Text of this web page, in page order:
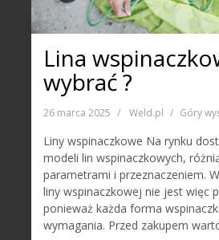
Lina
wybrać ?
26 marca 2025 Weld.pl Góry
Liny wspinaczkowe Na rynku
modeli lin wspinaczkowych,
parametrami i przeznaczeniem.
liny wspinaczkowej nie jest więc
ponieważ każda forma
wymagania. Przed zakupem